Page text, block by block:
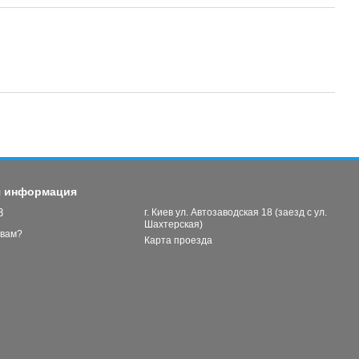
информация
г. Киев ул. Автозаводская 18 (заезд с ул.
Шахтерская)
Карта проезда